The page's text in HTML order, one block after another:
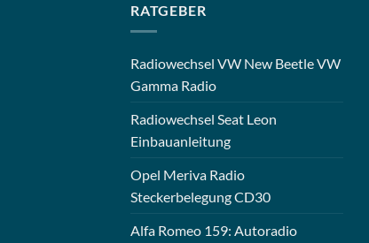
RATGEBER
Radiowechsel VW New Beetle VW
Gamma Radio
Radiowechsel Seat Leon
Einbauanleitung
Opel Meriva Radio
Steckerbelegung CD30
Alfa Romeo 159: Autoradio